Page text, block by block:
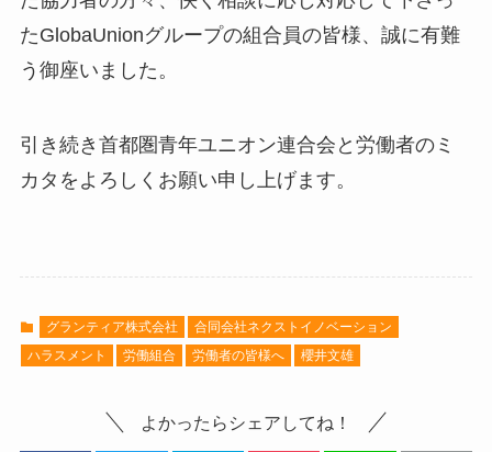
たGlobaUnionグループの組合員の皆様、誠に有難
う御座いました。
引き続き首都圏青年ユニオン連合会と労働者のミ
カタをよろしくお願い申し上げます。
グランティア株式会社
合同会社ネクストイノベーション
ハラスメント
労働組合 労働者の皆様へ 櫻井文雄
よかったらシェアしてね！